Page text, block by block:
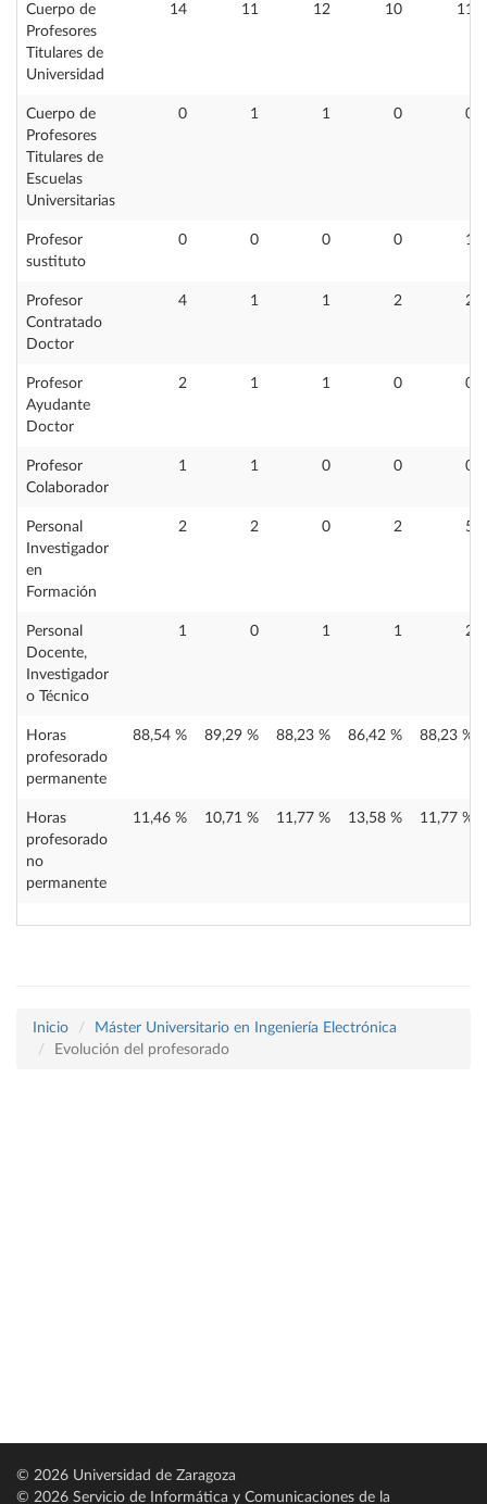
Cuerpo de
Profesores
Titulares de
Universidad
14 11 12 10 11
Cuerpo de
Profesores
Titulares de
Escuelas
Universitarias
0 1 1 0 0
Profesor
sustituto
0 0 0 0 1
Profesor
Contratado
Doctor
4 1 1 2 2
Profesor
Ayudante
Doctor
2 1 1 0 0
Profesor
Colaborador
1 1 0 0 0
Personal
Investigador
en
Formación
2 2 0 2 5
Personal
Docente,
Investigador
o Técnico
1 0 1 1 2
Horas
profesorado
permanente
88,54 % 89,29 % 88,23 % 86,42 % 88,23 %
Horas
profesorado
no
permanente
11,46 % 10,71 % 11,77 % 13,58 % 11,77 %
Inicio
Máster Universitario en Ingeniería Electrónica
Evolución del profesorado
© 2026 Universidad de Zaragoza
© 2026 Servicio de Informática y Comunicaciones de la